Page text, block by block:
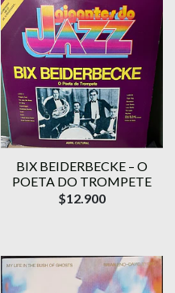
BIX BEIDERBECKE – O
POETA DO TROMPETE
$12.900